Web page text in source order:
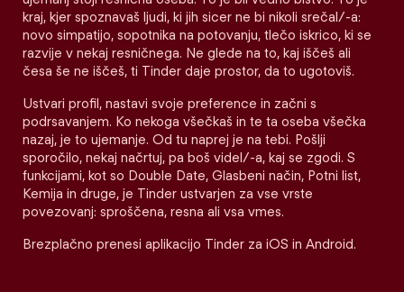
kraj, kjer spoznavaš ljudi, ki jih sicer ne bi nikoli srečal/-a:
novo simpatijo, sopotnika na potovanju, tlečo iskrico, ki se
razvije v nekaj resničnega. Ne glede na to, kaj iščeš ali
česa še ne iščeš, ti Tinder daje prostor, da to ugotoviš.
Ustvari profil, nastavi svoje preference in začni s
podrsavanjem. Ko nekoga všečkaš in te ta oseba všečka
nazaj, je to ujemanje. Od tu naprej je na tebi. Pošlji
sporočilo, nekaj načrtuj, pa boš videl/-a, kaj se zgodi. S
funkcijami, kot so Double Date, Glasbeni način, Potni list,
Kemija in druge, je Tinder ustvarjen za vse vrste
povezovanj: sproščena, resna ali vsa vmes.
Brezplačno prenesi aplikacijo Tinder za iOS in Android.